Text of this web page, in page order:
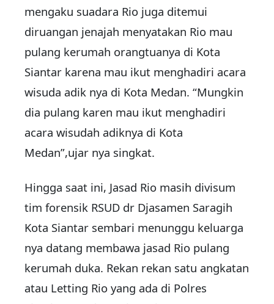
mengaku suadara Rio juga ditemui
diruangan jenajah menyatakan Rio mau
pulang kerumah orangtuanya di Kota
Siantar karena mau ikut menghadiri acara
wisuda adik nya di Kota Medan. “Mungkin
dia pulang karen mau ikut menghadiri
acara wisudah adiknya di Kota
Medan”,ujar nya singkat.
Hingga saat ini, Jasad Rio masih divisum
tim forensik RSUD dr Djasamen Saragih
Kota Siantar sembari menunggu keluarga
nya datang membawa jasad Rio pulang
kerumah duka. Rekan rekan satu angkatan
atau Letting Rio yang ada di Polres